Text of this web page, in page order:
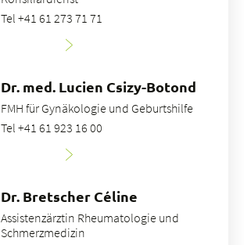
Tel +41 61 273 71 71
Dr. med. Lucien Csizy-Botond
FMH für Gynäkologie und Geburtshilfe
Tel +41 61 923 16 00
Dr. Bretscher Céline
Assistenzärztin Rheumatologie und
Schmerzmedizin